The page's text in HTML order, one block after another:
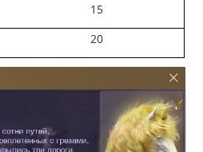
15
20